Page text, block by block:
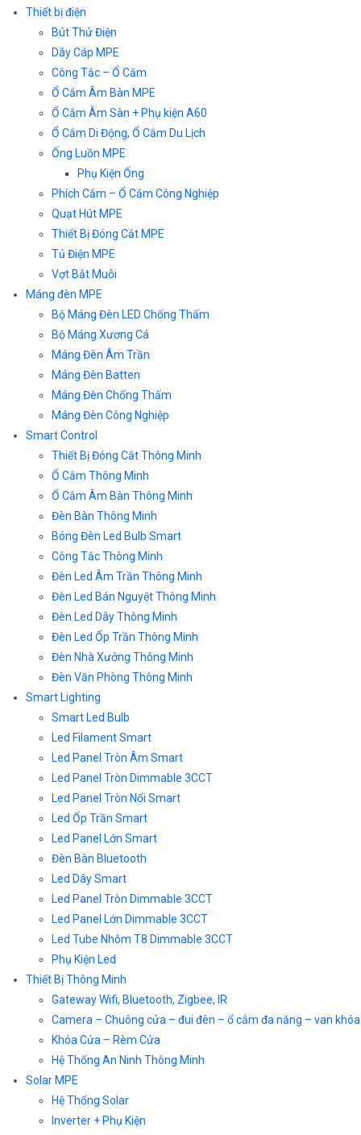
Thiết bị điện
Bút Thử Điện
Dây Cáp MPE
Công Tắc – Ổ Cắm
Ổ Cắm Âm Bàn MPE
Ổ Cắm Âm Sàn + Phụ kiện A60
Ổ Cắm Di Động, Ổ Cắm Du Lịch
Ống Luồn MPE
Phụ Kiện Ống
Phích Cắm – Ổ Cắm Công Nghiệp
Quạt Hút MPE
Thiết Bị Đóng Cắt MPE
Tủ Điện MPE
Vợt Bắt Muỗi
Máng đèn MPE
Bộ Máng Đèn LED Chống Thấm
Bộ Máng Xương Cá
Máng Đèn Âm Trần
Máng Đèn Batten
Máng Đèn Chống Thấm
Máng Đèn Công Nghiệp
Smart Control
Thiết Bị Đóng Cắt Thông Minh
Ổ Cắm Thông Minh
Ổ Cắm Âm Bàn Thông Minh
Đèn Bàn Thông Minh
Bóng Đèn Led Bulb Smart
Công Tắc Thông Minh
Đèn Led Âm Trần Thông Minh
Đèn Led Bán Nguyệt Thông Minh
Đèn Led Dây Thông Minh
Đèn Led Ốp Trần Thông Minh
Đèn Nhà Xưởng Thông Minh
Đèn Văn Phòng Thông Minh
Smart Lighting
Smart Led Bulb
Led Filament Smart
Led Panel Tròn Âm Smart
Led Panel Tròn Dimmable 3CCT
Led Panel Tròn Nổi Smart
Led Ốp Trần Smart
Led Panel Lớn Smart
Đèn Bàn Bluetooth
Led Dây Smart
Led Panel Tròn Dimmable 3CCT
Led Panel Lớn Dimmable 3CCT
Led Tube Nhôm T8 Dimmable 3CCT
Phụ Kiện Led
Thiết Bị Thông Minh
Gateway Wifi, Bluetooth, Zigbee, IR
Camera – Chuông cửa – đui đèn – ổ cắm đa năng – van khóa
Khóa Cửa – Rèm Cửa
Hệ Thống An Ninh Thông Minh
Solar MPE
Hệ Thống Solar
Inverter + Phụ Kiện